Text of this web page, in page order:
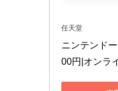
任天堂
ニンテンド
00円|オンラ